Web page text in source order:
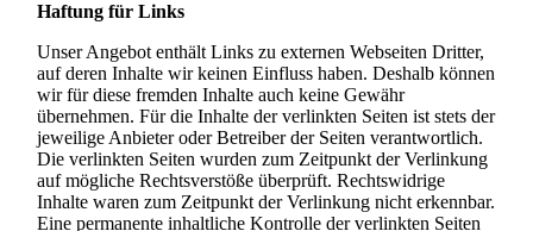
Haftung für Links
Unser Angebot enthält Links zu externen Webseiten Dritter,
auf deren Inhalte wir keinen Einfluss haben. Deshalb können
wir für diese fremden Inhalte auch keine Gewähr
übernehmen. Für die Inhalte der verlinkten Seiten ist stets der
jeweilige Anbieter oder Betreiber der Seiten verantwortlich.
Die verlinkten Seiten wurden zum Zeitpunkt der Verlinkung
auf mögliche Rechtsverstöße überprüft. Rechtswidrige
Inhalte waren zum Zeitpunkt der Verlinkung nicht erkennbar.
Eine permanente inhaltliche Kontrolle der verlinkten Seiten